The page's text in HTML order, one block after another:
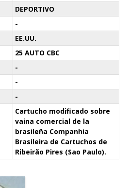
DEPORTIVO
-
EE.UU.
25 AUTO CBC
-
-
-
Cartucho modificado sobre
vaina comercial de la
brasileña Companhia
Brasileira de Cartuchos de
Ribeirão Pires (Sao Paulo).